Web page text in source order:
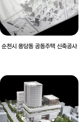
순천시 용당동 공동주택 신축공사